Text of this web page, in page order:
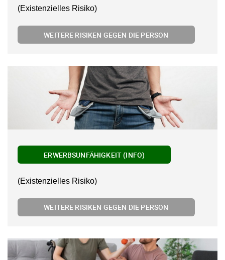
(Existenzielles Risiko)
WEITERE RISIKEN GEGEN DIE PERSON
ERWERBSUNFÄHIGKEIT (INFO)
(Existenzielles Risiko)
WEITERE RISIKEN GEGEN DIE PERSON